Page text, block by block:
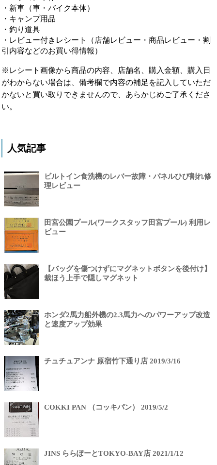
・新車（車・バイク本体）
・キャンプ用品
・釣り道具
・レビュー付きレシート（店舗レビュー・商品レビュー・割
引内容などのお買い得情報）
※レシート画像から商品の内容、店舗名、購入金額、購入日
がわからない場合は、備考欄で内容の補足を記入していただ
かないと買い取りできませんので、あらかじめご了承くださ
い。
人気記事
ビルトイン食洗機のレバー故障・パネルひび割れ修
理レビュー
田宮公園プール(ワークスタッフ田宮プール) 利用レ
ビュー
【バッグを傷つけずにマグネットボタンを後付け】
裁ほう上手で隠しマグネット
ホンダ2馬力船外機の2.3馬力へのパワーアップ改造
と速度アップ効果
チュチュアンナ 原宿竹下通り店 2019/3/16
COKKI PAN （コッキパン） 2019/5/2
JINS ららぽーとTOKYO-BAY店 2021/1/12